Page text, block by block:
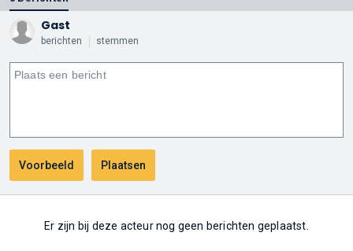
Gast
berichten stemmen
Er zijn bij deze acteur nog geen berichten geplaatst.